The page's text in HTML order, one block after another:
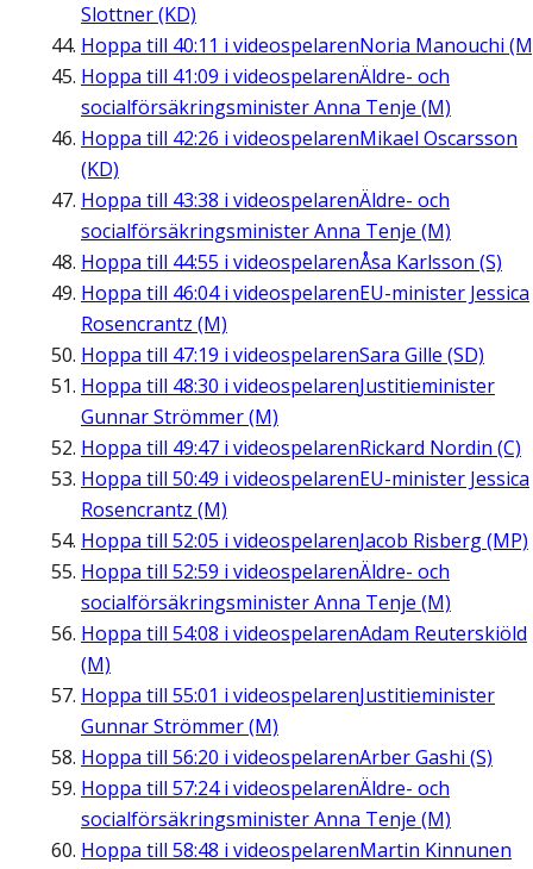
Slottner (KD)
Hoppa till 40:11 i videospelarenNoria Manouchi
Hoppa till 41:09 i videospelarenÄldre- och
socialförsäkringsminister Anna Tenje (M)
Hoppa till 42:26 i videospelarenMikael Oscarsson
(KD)
Hoppa till 43:38 i videospelarenÄldre- och
socialförsäkringsminister Anna Tenje (M)
Hoppa till 44:55 i videospelarenÅsa Karlsson (S)
Hoppa till 46:04i videospelarenEU-minister Jessica
Rosencrantz (M)
Hoppa till 47:19 i videospelarenSara Gille (SD)
Hoppa till 48:30 i videospelarenJustitieminister
Gunnar Strömmer (M)
Hoppa till 49:47 i videospelarenRickard Nordin (C)
Hoppa till 50:49 i videospelarenEU-minister Jessica
Rosencrantz (M)
Hoppa till 52:05 i videospelarenJacob Risberg (MP)
Hoppa till 52:59 i videospelarenÄldre- och
socialförsäkringsminister Anna Tenje (M)
Hoppa till 54:08 i videospelarenAdam Reuterskiöld
(M)
Hoppa till 55:01 i videospelarenJustitieminister
Gunnar Strömmer (M)
Hoppa till 56:20 i videospelarenArber Gashi (S)
Hoppa till 57:24i videospelarenÄldre- och
socialförsäkringsminister Anna Tenje (M)
Hoppa till 58:48 i videospelarenMartin Kinnunen